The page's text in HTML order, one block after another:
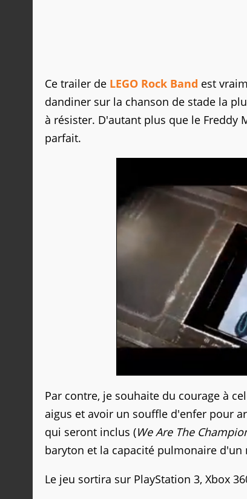
Ce trailer de LEGO Rock Band est
dandiner sur la chanson de stade la
à résister. D'autant plus que le Freddy
parfait.
Par contre, je souhaite du courage à
aigus et avoir un souffle d'enfer pour
qui seront inclus (We Are The
baryton et la capacité pulmonaire d'un
Le jeu sortira sur PlayStation 3, Xbox